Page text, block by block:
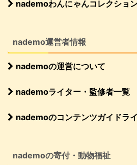
nademoわんにゃんコレクショ
nademo運営者情報
nademoの運営について
nademoライター・監修者一覧
nademoのコンテンツガイドラ
nademoの寄付・動物福祉